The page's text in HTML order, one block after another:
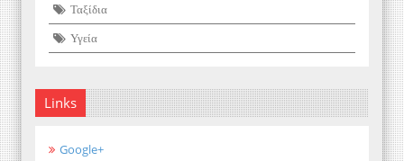
Ταξίδια
Υγεία
Links
Google+